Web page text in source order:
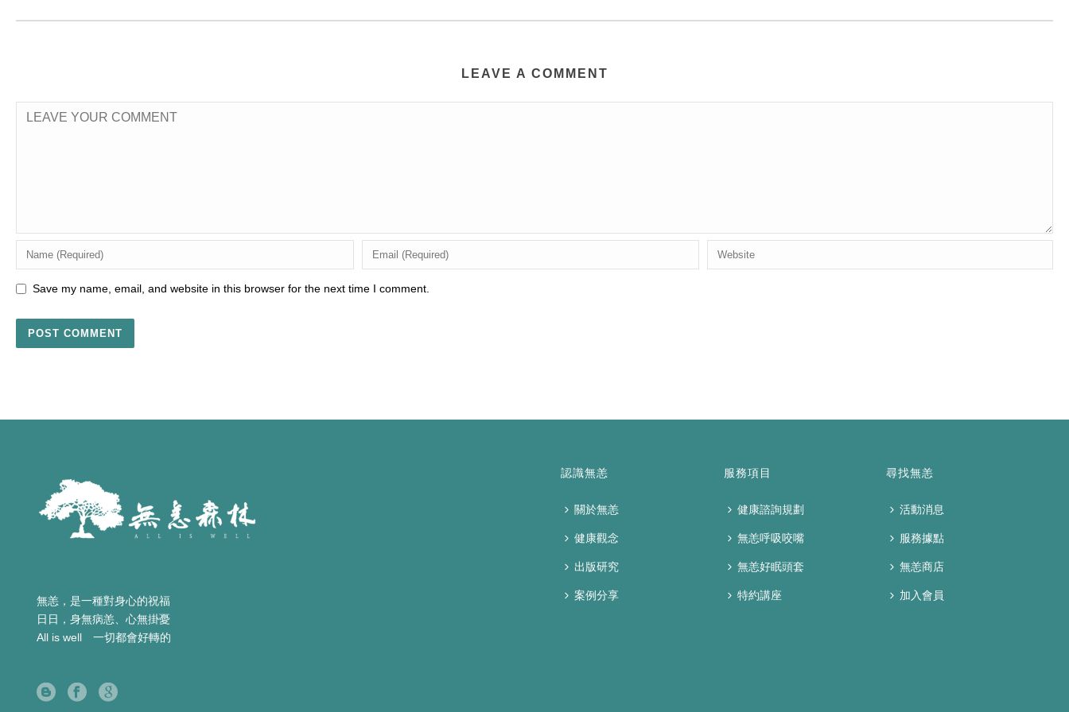
LEAVE A COMMENT
Save my name, email, and website in this browser for the next time I comment.
無恙，是一種對身心的祝福
日日，身無病恙、心無掛憂
All is well 一切都會好轉的
認識無恙
關於無恙
健康觀念
出版研究
案例分享
服務項目
健康諮詢規劃
無恙呼吸咬嘴
無恙好眠頭套
特約講座
尋找無恙
活動消息
服務據點
無恙商店
加入會員